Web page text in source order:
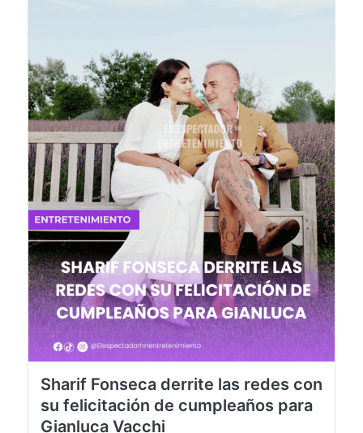
Sharif Fonseca derrite las redes con
su felicitación de cumpleaños para